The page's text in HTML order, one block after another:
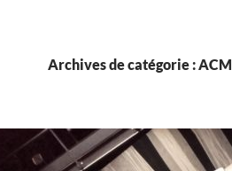
Archives de catégorie : ACM